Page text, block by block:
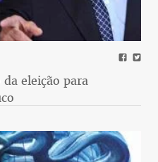
eleição para